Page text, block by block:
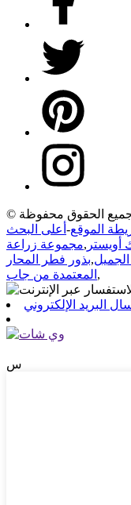
الموقع- أعلى البحث
أويستر ,مجموعة زراعة
,بذور فطر المحار
المعتمدة من جاب ,
البريد الإلكتروني
س